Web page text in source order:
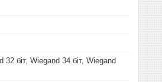
біт, Wiegand 34 біт, Wiegand